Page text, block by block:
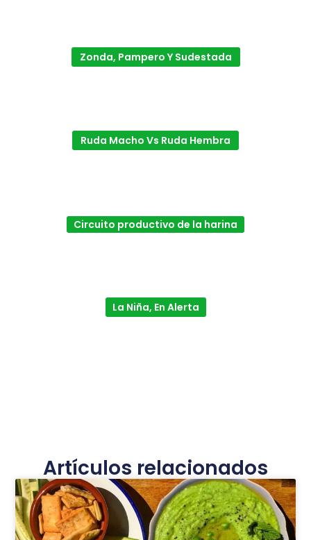
Zonda, Pampero Y Sudestada
Ruda Macho Vs Ruda Hembra
Circuito productivo de la harina
La Niña, En Alerta
Artículos relacionados